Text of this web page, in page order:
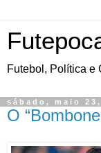
Futebol, Política e
sábado, maio 23,
O